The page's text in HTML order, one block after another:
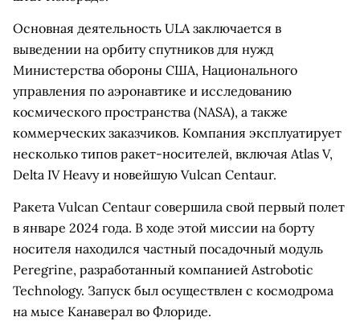
Основная деятельность ULA заключается в
выведении на орбиту спутников для нужд
Министерства обороны США, Национального
управления по аэронавтике и исследованию
космического пространства (NASA), а также
коммерческих заказчиков. Компания эксплуатирует
несколько типов ракет-носителей, включая Atlas V,
Delta IV Heavy и новейшую Vulcan Centaur.
Ракета Vulcan Centaur совершила свой первый полет
в январе 2024 года. В ходе этой миссии на борту
носителя находился частный посадочный модуль
Peregrine, разработанный компанией Astrobotic
Technology. Запуск был осуществлен с космодрома
на мысе Канаверал во Флориде.